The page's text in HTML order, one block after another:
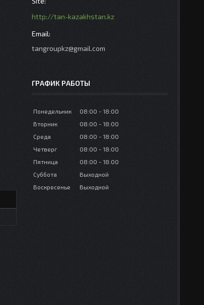
http://tan-kazakhstan.kz
tangroupkz@gmail.com
ГРАФИК РАБОТЫ
Понедельник 08:00
18:00
Вторник
08:00
18:00
Среда
08:00
18:00
Четверг
08:00
18:00
Пятница
08:00
18:00
Суббота
Выходной
Воскресенье
Выходной